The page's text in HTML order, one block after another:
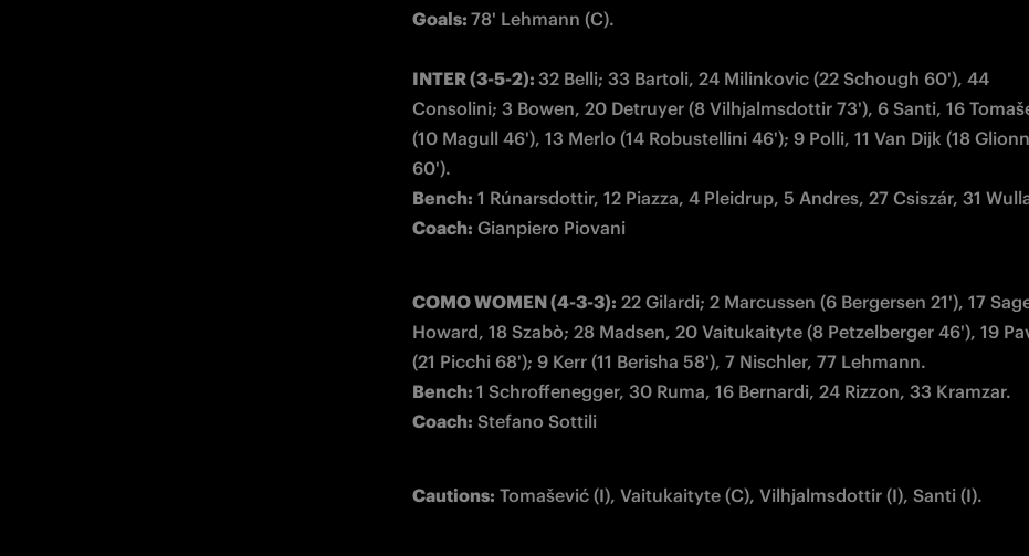
Goals: 78' Lehmann (C).
INTER (3-5-2): 32 Belli; 33 Bartoli, 24 Milinkovic (22 Schough 60'), 44
Consolini; 3 Bowen, 20 Detruyer (8 Vilhjalmsdottir 73'), 6 Santi, 16
(10 Magull 46'), 13 Merlo (14 Robustellini 46'); 9 Polli, 11 Van Dijk (18
Bench:
Coach: Gianpiero Piovani
COMO WOMEN (4-3-3): 22 Gilardi; 2 Marcussen (6 Bergersen 21'), 17
Howard, 18 Szabò; 28 Madsen, 20 Vaitukaityte (8 Petzelberger 46'), 19
Bench:
Coach: Stefano Sottili
Cautions: Tomašević (I), Vaitukaityte (C), Vilhjalmsdottir (I), Santi (I).